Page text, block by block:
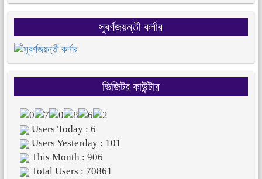
সূবর্ণজয়ন্তী কর্নার
ভিজিটর কাউন্টার
Users Today : 6
Users Yesterday : 101
This Month : 906
Total Users : 70861